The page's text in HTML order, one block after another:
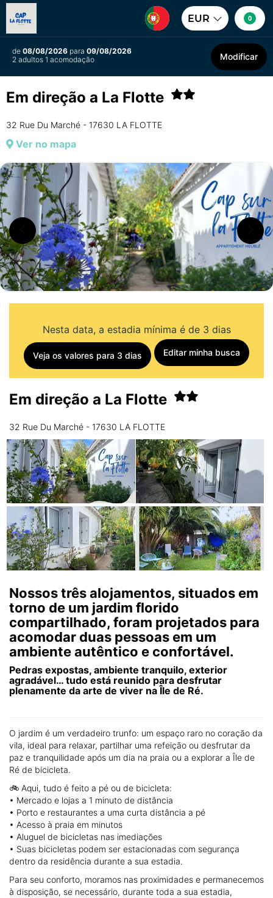
EUR 0
de 08/08/2026 para 09/08/2026
2 adultos 1 acomodação
Modificar
Em direção a La Flotte
32 Rue Du Marché - 17630 LA FLOTTE
Ver no mapa
Nesta data, a estadia mínima é de 3 dias
Veja os valores para 3 dias Editar minha busca
Em direção a La Flotte
32 Rue Du Marché - 17630 LA FLOTTE
Nossos três alojamentos, situados em
torno de um jardim florido
compartilhado, foram projetados para
acomodar duas pessoas em um
ambiente autêntico e confortável.
Pedras expostas, ambiente tranquilo, exterior
agradável… tudo está reunido para desfrutar
plenamente da arte de viver na Île de Ré.
O jardim é um verdadeiro trunfo: um espaço raro no coração da
vila, ideal para relaxar, partilhar uma refeição ou desfrutar da
paz e tranquilidade após um dia na praia ou a explorar a Île de
Ré de bicicleta.
🚲 Aqui, tudo é feito a pé ou de bicicleta:
• Mercado e lojas a 1 minuto de distância
• Porto e restaurantes a uma curta distância a pé
• Acesso à praia em minutos
• Aluguel de bicicletas nas imediações
• Suas bicicletas podem ser estacionadas com segurança
dentro da residência durante a sua estadia.
Para seu conforto, moramos nas proximidades e permanecemos
à disposição, se necessário, durante toda a sua estadia,